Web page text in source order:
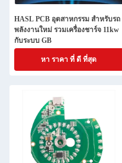
HASL PCB อุตสาหกรรม สําหรับรถ
พลังงานใหม่ รวมเครื่องชาร์จ 11kw
กับระบบ GB
หา ราคา ที่ ดี ที่สุด